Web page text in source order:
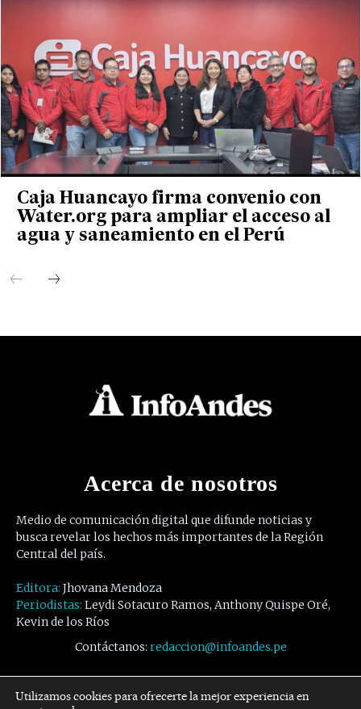
Caja Huancayo firma convenio con
Water.org para ampliar el acceso al
agua y saneamiento en el Perú
Acerca de nosotros
Medio de comunicación digital que difunde noticias y
busca revelar los hechos más importantes de la Región
Central del país.
Editora: Jhovana Mendoza
Periodistas: Leydi Sotacuro Ramos, Anthony Quispe Oré,
Kevin de los Ríos
Contáctanos: redaccion@infoandes.pe
Síguenos
Utilizamos cookies para ofrecerte la mejor experiencia en